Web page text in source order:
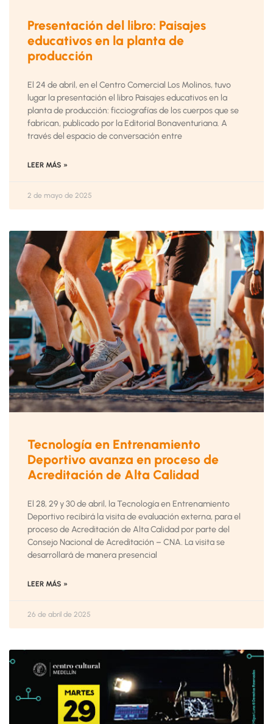
Presentación del libro: Paisajes
educativos en la planta de
producción
El 24 de abril, en el Centro Comercial Los Molinos, tuvo
lugar la presentación el libro Paisajes educativos en la
planta de producción: ficciografías de los cuerpos que se
fabrican, publicado por la Editorial Bonaventuriana. A
través del espacio de conversación entre
LEER MÁS »
2 de mayo de 2025
Tecnología en Entrenamiento
Deportivo avanza en proceso de
Acreditación de Alta Calidad
El 28, 29 y 30 de abril, la Tecnología en Entrenamiento
Deportivo recibirá la visita de evaluación externa, para el
proceso de Acreditación de Alta Calidad por parte del
Consejo Nacional de Acreditación – CNA. La visita se
desarrollará de manera presencial
LEER MÁS »
26 de abril de 2025